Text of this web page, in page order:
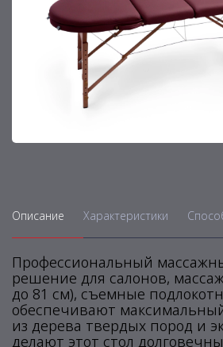
Описание Характеристики
Профессиональный
решение для салонов,
до 81 см), съемные
обеспечивают
из дерева твердых пород и
делают этот стол